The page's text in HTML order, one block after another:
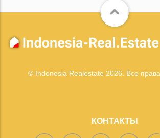
© Indonesia Realestate 2026. Все
КОНТАКТЫ